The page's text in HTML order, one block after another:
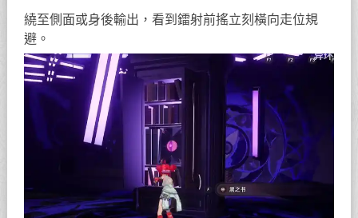
繞至側面或身後輸出，看到鐳射前搖立刻橫向走位規
避。